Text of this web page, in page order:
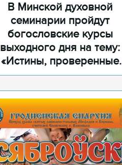
В Минской духовной
семинарии пройдут
богословские курсы
выходного дня на тему:
«Истины, проверенные
временем»